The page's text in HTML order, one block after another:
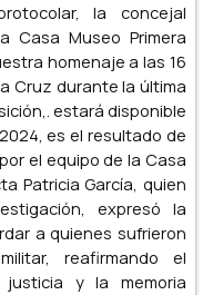
la concejal
Casa Museo Primera
homenaje a las 16
Cruz durante la última
estará disponible
es el resultado de
el equipo de la Casa
Patricia García, quien
expresó la
a quienes sufrieron
reafirmando el
y la memoria